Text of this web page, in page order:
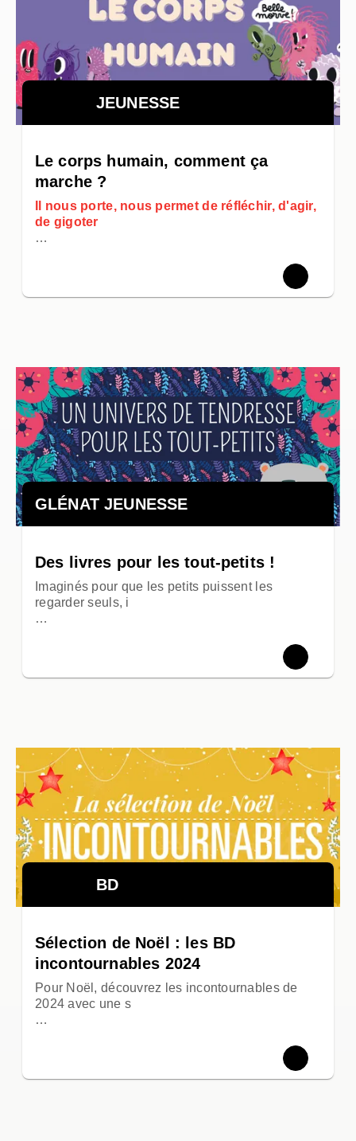
JEUNESSE
Le corps humain, comment ça
marche ?
Il nous porte, nous permet de réfléchir, d'agir,
de gigoter
…
GLÉNAT JEUNESSE
Des livres pour les tout-petits !
Imaginés pour que les petits puissent les
regarder seuls, i
…
BD
Sélection de Noël : les BD
incontournables 2024
Pour Noël, découvrez les incontournables de
2024 avec une s
…